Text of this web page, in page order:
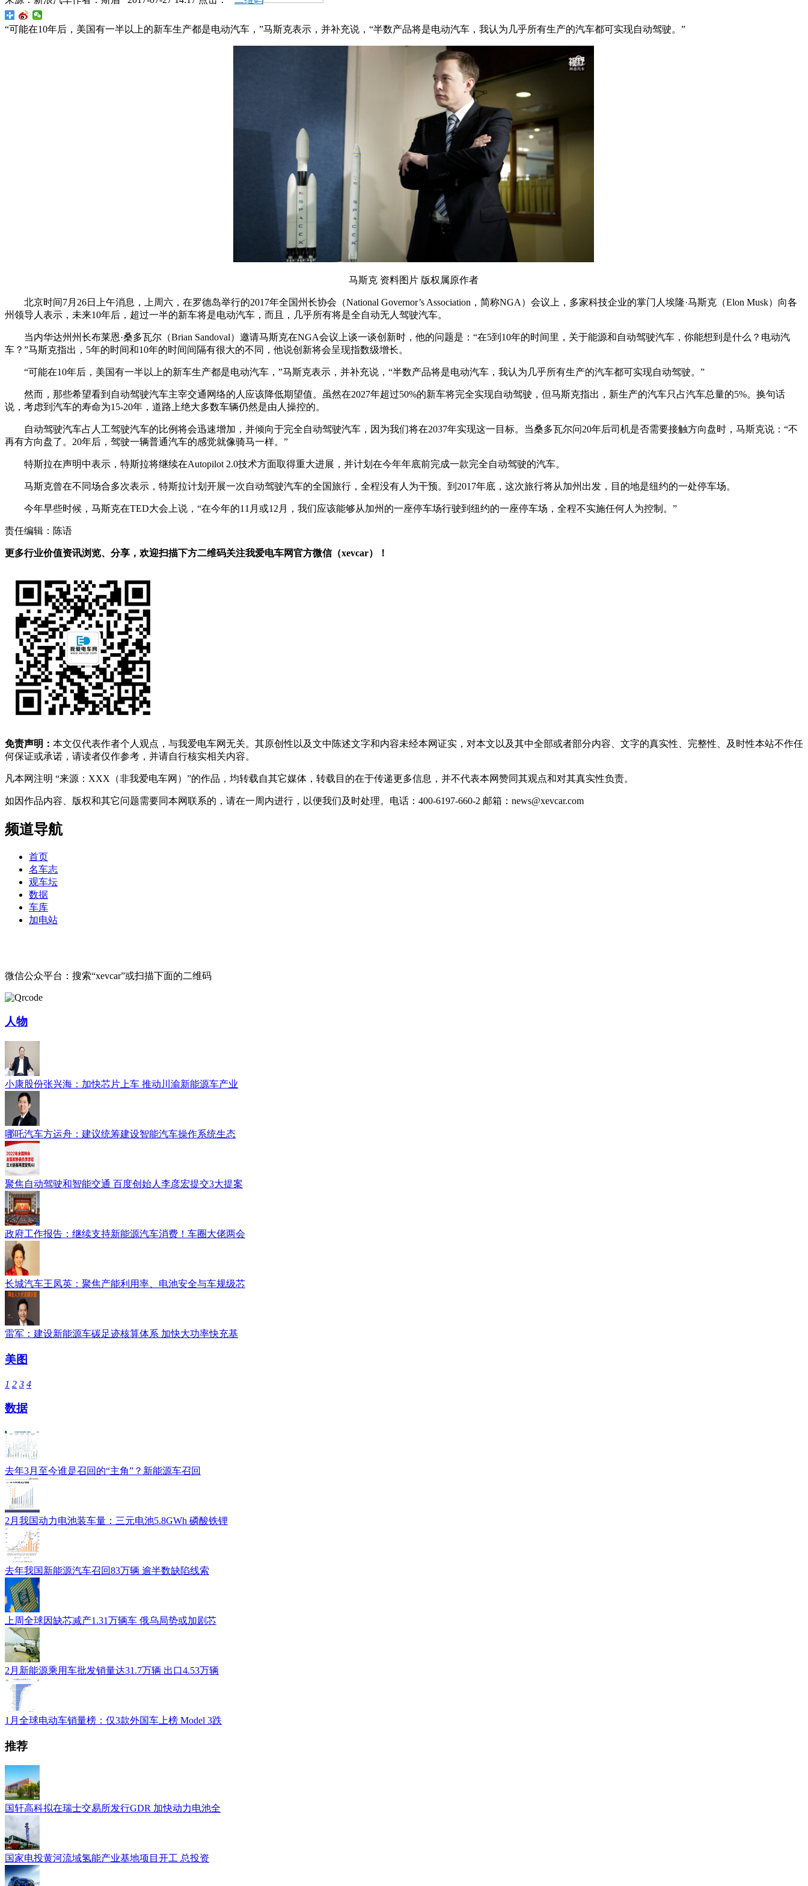
“可能在10年后，美国有一半以上的新车生产都是电动汽车，”马斯克表示，并补充说，“半数产品将是电动汽车，我认为几乎所有生产的汽车都可实现自动驾驶。”
马斯克 资料图片 版权属原作者
北京时间7月26日上午消息，上周六，在罗德岛举行的2017年全国州长协会（National Governor’s Association，简称NGA）会议上，多家科技企业的掌门人埃隆·马斯克（Elon Musk）向各
州领导人表示，未来10年后，超过一半的新车将是电动汽车，而且，几乎所有将是全自动无人驾驶汽车。
当内华达州州长布莱恩·桑多瓦尔（Brian Sandoval）邀请马斯克在NGA会议上谈一谈创新时，他的问题是：“在5到10年的时间里，关于能源和自动驾驶汽车，你能想到是什么？电动汽
车？”马斯克指出，5年的时间和10年的时间间隔有很大的不同，他说创新将会呈现指数级增长。
“可能在10年后，美国有一半以上的新车生产都是电动汽车，”马斯克表示，并补充说，“半数产品将是电动汽车，我认为几乎所有生产的汽车都可实现自动驾驶。”
然而，那些希望看到自动驾驶汽车主宰交通网络的人应该降低期望值。虽然在2027年超过50%的新车将完全实现自动驾驶，但马斯克指出，新生产的汽车只占汽车总量的5%。换句话
说，考虑到汽车的寿命为15-20年，道路上绝大多数车辆仍然是由人操控的。
自动驾驶汽车占人工驾驶汽车的比例将会迅速增加，并倾向于完全自动驾驶汽车，因为我们将在2037年实现这一目标。当桑多瓦尔问20年后司机是否需要接触方向盘时，马斯克说：“不
再有方向盘了。20年后，驾驶一辆普通汽车的感觉就像骑马一样。”
特斯拉在声明中表示，特斯拉将继续在Autopilot 2.0技术方面取得重大进展，并计划在今年年底前完成一款完全自动驾驶的汽车。
马斯克曾在不同场合多次表示，特斯拉计划开展一次自动驾驶汽车的全国旅行，全程没有人为干预。到2017年底，这次旅行将从加州出发，目的地是纽约的一处停车场。
今年早些时候，马斯克在TED大会上说，“在今年的11月或12月，我们应该能够从加州的一座停车场行驶到纽约的一座停车场，全程不实施任何人为控制。”
责任编辑：陈语
更多行业价值资讯浏览、分享，欢迎扫描下方二维码关注我爱电车网官方微信（xevcar）！
免责声明： 本文仅代表作者个人观点，与我爱电车网无关。其原创性以及文中陈述文字和内容未经本网证实，对本文以及其中全部或者部分内容、文字的真实性、完整性、及时性本站不作任
何保证或承诺，请读者仅作参考，并请自行核实相关内容。
凡本网注明 “来源：XXX（非我爱电车网）”的作品，均转载自其它媒体，转载目的在于传递更多信息，并不代表本网赞同其观点和对其真实性负责。
如因作品内容、版权和其它问题需要同本网联系的，请在一周内进行，以便我们及时处理。电话：400-6197-660-2 邮箱：news@xevcar.com
频道导航
首页
名车志
观车坛
数据
车库
加电站
微信公众平台：搜索“xevcar”或扫描下面的二维码
人物
小康股份张兴海：加快芯片上车 推动川渝新能源车产业
哪吒汽车方运舟：建议统筹建设智能汽车操作系统生态
聚焦自动驾驶和智能交通 百度创始人李彦宏提交3大提案
政府工作报告：继续支持新能源汽车消费！车圈大佬两会
长城汽车王凤英：聚焦产能利用率、电池安全与车规级芯
雷军：建设新能源车碳足迹核算体系 加快大功率快充基
美图
1 2 3 4
数据
去年3月至今谁是召回的“主角”？新能源车召回
2月我国动力电池装车量：三元电池5.8GWh 磷酸铁锂
去年我国新能源汽车召回83万辆 逾半数缺陷线索
上周全球因缺芯减产1.31万辆车 俄乌局势或加剧芯
2月新能源乘用车批发销量达31.7万辆 出口4.53万辆
1月全球电动车销量榜：仅3款外国车上榜 Model 3跌
推荐
国轩高科拟在瑞士交易所发行GDR 加快动力电池全
国家电投黄河流域氢能产业基地项目开工 总投资